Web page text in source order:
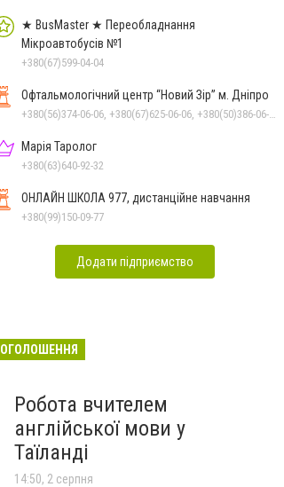
★ BusMaster ★ Переобладнання
Мікроавтобусів №1
+380(67)599-04-04
Офтальмологічний центр “Новий Зір” м. Дніпро
Марія Таролог
+380(63)640-92-32
ОНЛАЙН ШКОЛА 977, дистанційне навчання
+380(99)150-09-77
Додати підприємство
ОГОЛОШЕННЯ
Робота вчителем
англійської мови у
Таїланді
14:50, 2 серпня